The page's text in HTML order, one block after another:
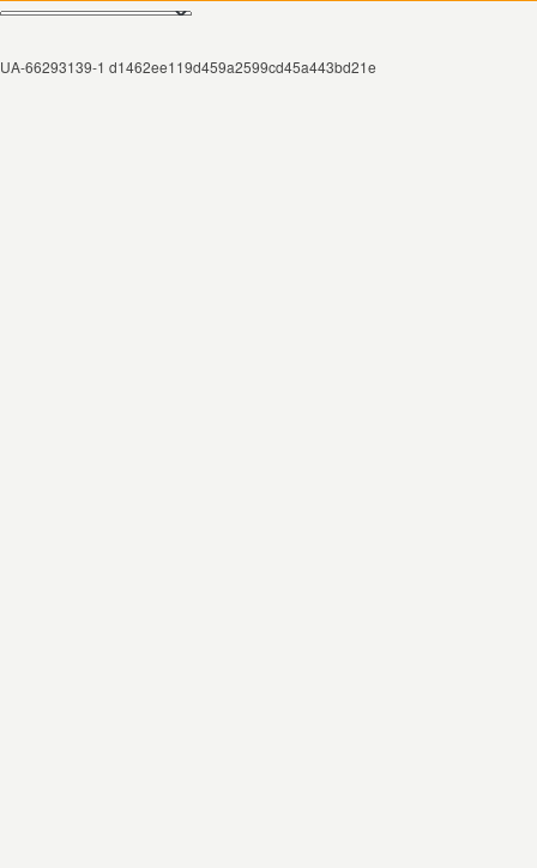
UA-66293139-1 d1462ee119d459a2599cd45a443bd21e